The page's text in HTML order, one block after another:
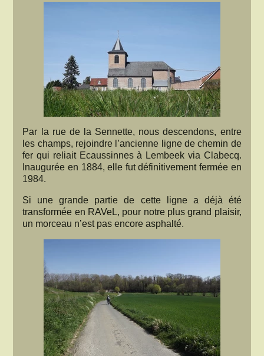
Par la rue de la Sennette, nous descendons, entre
les champs, rejoindre l’ancienne ligne de chemin de
fer qui reliait Ecaussinnes à Lembeek via Clabecq.
Inaugurée en 1884, elle fut définitivement fermée en
1984.
Si une grande partie de cette ligne a déjà été
transformée en RAVeL, pour notre plus grand plaisir,
un morceau n’est pas encore asphalté.